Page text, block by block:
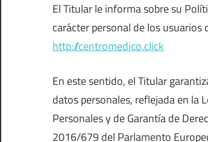
en
España
El Titular le informa sobre su
carácter personal de los usuarios
http://centromedico.click
En este sentido, el Titular
datos personales, reflejada en la
Personales y de Garantía de
2016/679 del Parlamento